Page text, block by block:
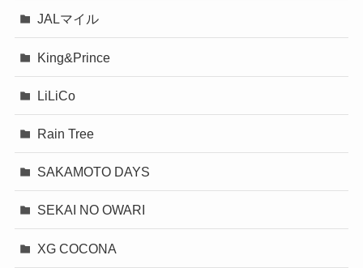
JALマイル
King&Prince
LiLiCo
Rain Tree
SAKAMOTO DAYS
SEKAI NO OWARI
XG COCONA